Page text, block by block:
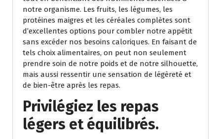
notre organisme. Les fruits, les légumes, les
protéines maigres et les céréales complètes sont
d’excellentes options pour combler notre appétit
sans excéder nos besoins caloriques. En faisant de
tels choix alimentaires, on peut non seulement
prendre soin de notre poids et de notre silhouette,
mais aussi ressentir une sensation de légèreté et
de bien-être après les repas.
Privilégiez les repas
légers et équilibrés.